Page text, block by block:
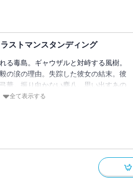
ストマンスタンディング
る毒島。ギャウザルと対峙する風樹。
の涙の理由。失踪した彼女の結末。彼
華。振り向かない塵八。思い出すあの
の女性。もう一度自分を奮い立たせる
全て表示する